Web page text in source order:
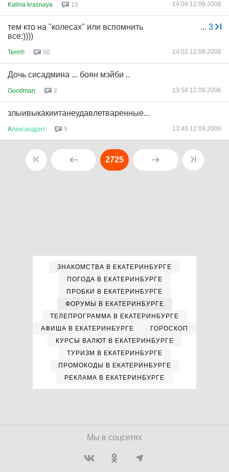
Kalina krasnaya 15 14:09 12.09.2006
... 3
тем кто на "колесах" или вспомнить
все:))))
Terri® 50 14:02 12.09.2006
Дочь сисадмина ... боян мэйби ..
Goodman 2 13:58 12.09.2006
злыивыкакиитанеудавлетваренные...
Aлександрит 5 13:40 12.09.2006
2725
ЗНАКОМСТВА В ЕКАТЕРИНБУРГЕ
ПОГОДА В ЕКАТЕРИНБУРГЕ
ПРОБКИ В ЕКАТЕРИНБУРГЕ
ФОРУМЫ В ЕКАТЕРИНБУРГЕ
ТЕЛЕПРОГРАММА В ЕКАТЕРИНБУРГЕ
АФИША В ЕКАТЕРИНБУРГЕ
ГОРОСКОП
КУРСЫ ВАЛЮТ В ЕКАТЕРИНБУРГЕ
ТУРИЗМ В ЕКАТЕРИНБУРГЕ
ПРОМОКОДЫ В ЕКАТЕРИНБУРГЕ
РЕКЛАМА В ЕКАТЕРИНБУРГЕ
Мы в соцсетях